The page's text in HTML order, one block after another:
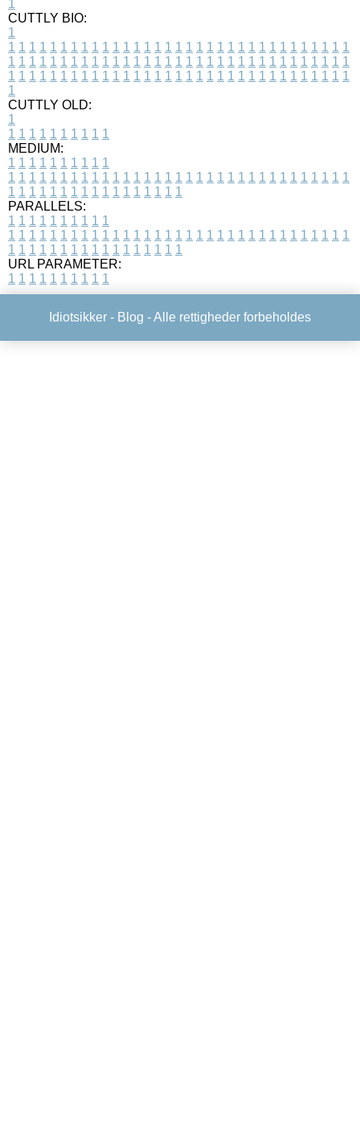
1
CUTTLY BIO:
1
1 1 1 1 1 1 1 1 1 1 1 1 1 1 1 1 1 1 1 1 1 1 1 1 1 1 1 1 1 1 1 1 1
1 1 1 1 1 1 1 1 1 1 1 1 1 1 1 1 1 1 1 1 1 1 1 1 1 1 1 1 1 1 1 1 1
1 1 1 1 1 1 1 1 1 1 1 1 1 1 1 1 1 1 1 1 1 1 1 1 1 1 1 1 1 1 1 1 1
1
CUTTLY OLD:
1
1 1 1 1 1 1 1 1 1 1
MEDIUM:
1 1 1 1 1 1 1 1 1 1
1 1 1 1 1 1 1 1 1 1 1 1 1 1 1 1 1 1 1 1 1 1 1 1 1 1 1 1 1 1 1 1 1
1 1 1 1 1 1 1 1 1 1 1 1 1 1 1 1 1
PARALLELS:
1 1 1 1 1 1 1 1 1 1
1 1 1 1 1 1 1 1 1 1 1 1 1 1 1 1 1 1 1 1 1 1 1 1 1 1 1 1 1 1 1 1 1
1 1 1 1 1 1 1 1 1 1 1 1 1 1 1 1 1
URL PARAMETER:
1 1 1 1 1 1 1 1 1 1
Idiotsikker - Blog - Alle rettigheder forbeholdes